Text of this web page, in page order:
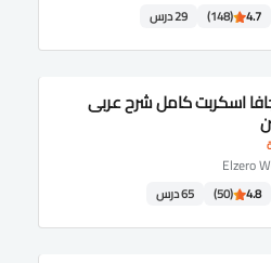
4.7
(148) 29 درس
اسكربت كامل شرح عربى
Elzero
4.8
(50) 65 درس